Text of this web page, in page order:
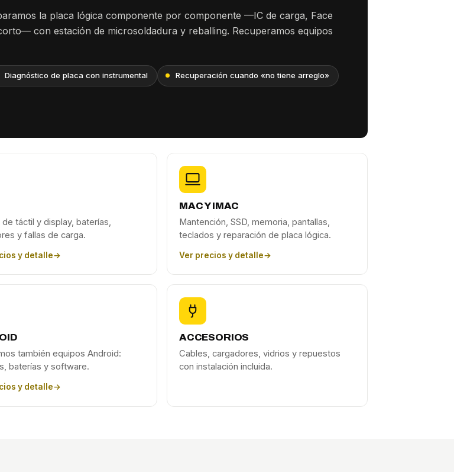
la placa lógica componente por componente —IC de carga, Face
con estación de microsoldadura y reballing. Recuperamos equipos
Diagnóstico de placa con instrumental Recuperación cuando «no tiene arreglo»
táctil y display, baterías,
y fallas de carga.
y detalle→
MAC Y IMAC
Mantención, SSD, memoria, pantallas,
teclados y reparación de placa lógica.
Ver precios y detalle→
también equipos Android:
baterías y software.
y detalle→
ACCESORIOS
Cables, cargadores, vidrios y repuestos
con instalación incluida.